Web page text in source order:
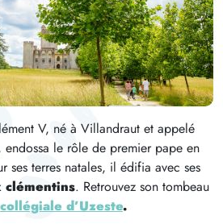
V, né à Villandraut et appelé
endossa le rôle de premier pape en
ses terres natales, il édifia avec ses
clémentins. Retrouvez son tombeau
collégiale d’Uzeste.